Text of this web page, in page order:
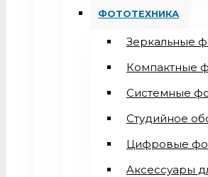
ФОТОТЕХНИКА
Зеркальные
Компактные
Системные
Студийное
Цифровые
Aксессуары